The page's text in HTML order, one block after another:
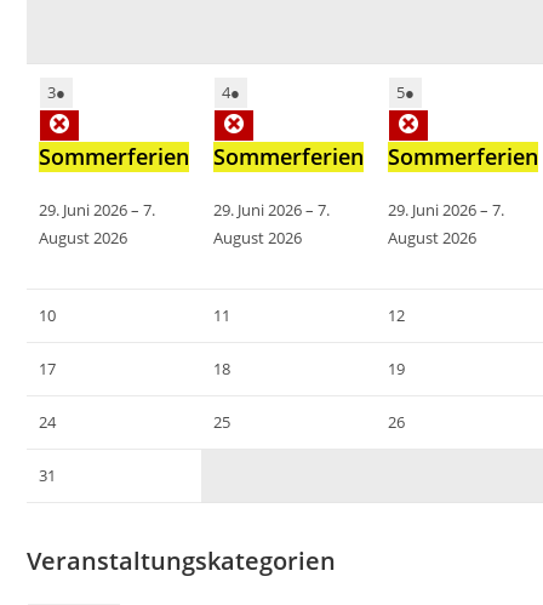
3●
Sommerferien
29. Juni 2026–7.
August 2026
4●
Sommerferien
29. Juni 2026–7.
August 2026
5●
Sommerferien
29. Juni 2026–7.
August 2026
10 11 12
17 18 19
24 25 26
31
Veranstaltungskategorien